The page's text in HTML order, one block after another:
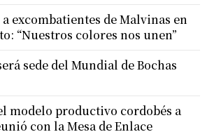
excombatientes de Malvinas en
“Nuestros colores nos unen”
sede del Mundial de Bochas
modelo productivo cordobés a
con la Mesa de Enlace